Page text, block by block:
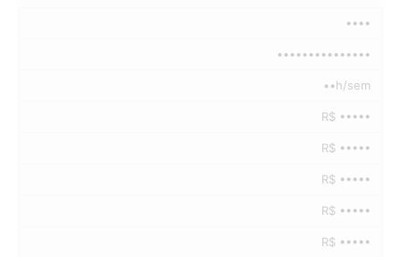
••••
•••••••••••••••
••h/sem
R$ •••••
R$ •••••
R$ •••••
R$ •••••
R$ •••••